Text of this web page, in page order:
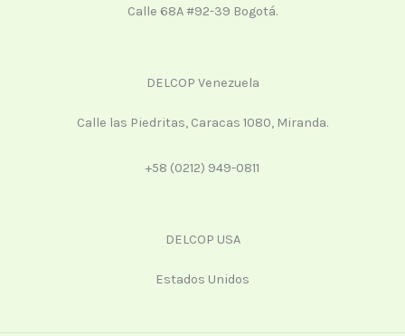
Calle 68A #92-39 Bogotá.
DELCOP Venezuela
Calle las Piedritas, Caracas 1080, Miranda.
+58 (0212) 949-0811
DELCOP USA
Estados Unidos